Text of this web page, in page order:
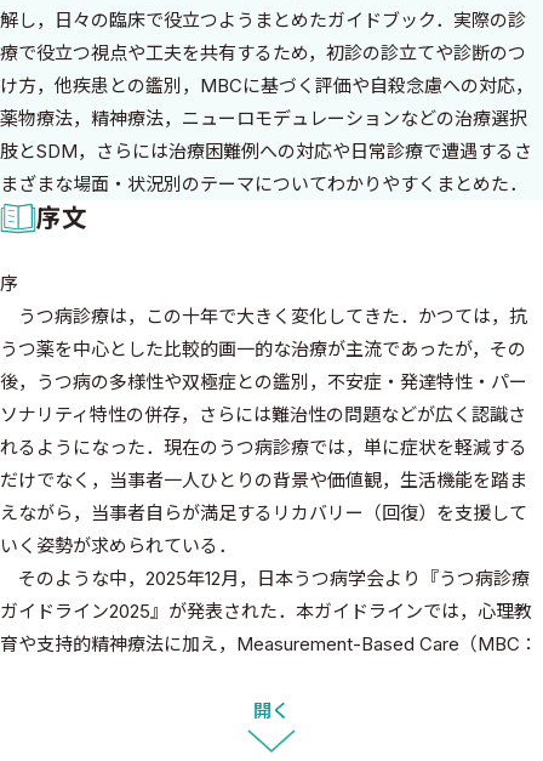
解し，日々の臨床で役立つようまとめたガイドブック．実際の診
療で役立つ視点や工夫を共有するため，初診の診立てや診断のつ
け方，他疾患との鑑別，MBCに基づく評価や自殺念慮への対応，
薬物療法，精神療法，ニューロモデュレーションなどの治療選択
肢とSDM，さらには治療困難例への対応や日常診療で遭遇するさ
まざまな場面・状況別のテーマについてわかりやすくまとめた．
序文
序
うつ病診療は，この十年で大きく変化してきた．かつては，抗
うつ薬を中心とした比較的画一的な治療が主流であったが，その
後，うつ病の多様性や双極症との鑑別，不安症・発達特性・パー
ソナリティ特性の併存，さらには難治性の問題などが広く認識さ
れるようになった．現在のうつ病診療では，単に症状を軽減する
だけでなく，当事者一人ひとりの背景や価値観，生活機能を踏ま
えながら，当事者自らが満足するリカバリー（回復）を支援して
いく姿勢が求められている．
そのような中，2025年12月，日本うつ病学会より『うつ病診療
ガイドライン2025』が発表された．本ガイドラインでは，心理教
育や支持的精神療法に加え，Measurement-Based Care（MBC：
Making（SDM：共同意思決定）を診療の基本姿勢として明確に位
置づけている．また，重症度のみならず，不安性の苦痛などの特
開く